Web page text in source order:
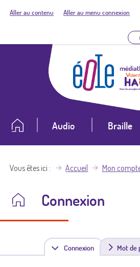
Aller au contenu Aller au menu connexion
Audio Braille
Vous êtes ici Accueil Mon
Connexion
Connexion(
Mot de